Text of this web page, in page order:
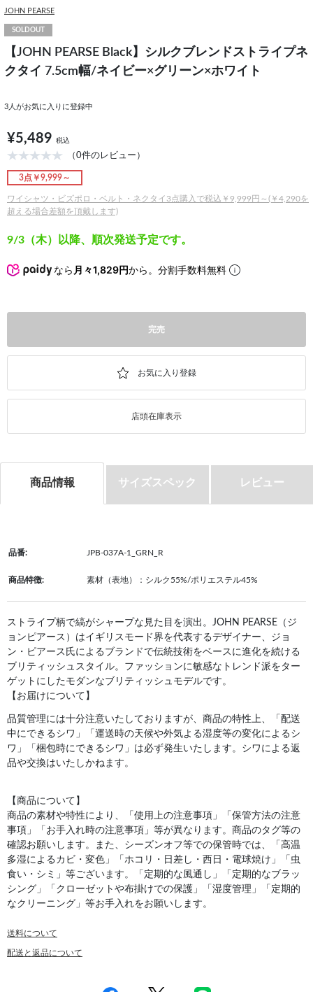
JOHN PEARSE
SOLDOUT
【JOHN PEARSE Black】シルクブレンドストライプネ
クタイ 7.5cm幅/ネイビー×グリーン×ホワイト
3 人がお気に入りに登録中
¥5,489 税込
（0件のレビュー）
3点￥9,999～
ワイシャツ・ビズポロ・ベルト・ネクタイ3点購入で税込￥9,999円～(￥4,290を
超える場合差額を頂戴します)
9/3（木）以降、順次発送予定です。
なら 月々1,829円から。分割手数料無料
完売
店頭在庫表示
商品情報 サイズスペック レビュー
品番: JPB-037A-1_GRN_R
商品特徴: 素材（表地）：シルク55%/ポリエステル45%
ストライプ柄で縞がシャープな見た目を演出。JOHN PEARSE（ジ
ョンピアース）はイギリスモード界を代表するデザイナー、ジョ
ン・ピアース氏によるブランドで伝統技術をベースに進化を続ける
ブリティッシュスタイル。ファッションに敏感なトレンド派をター
ゲットにしたモダンなブリティッシュモデルです。
【お届けについて】
品質管理には十分注意いたしておりますが、商品の特性上、「配送
中にできるシワ」「運送時の天候や外気よる湿度等の変化によるシ
ワ」「梱包時にできるシワ」は必ず発生いたします。シワによる返
品や交換はいたしかねます。
【商品について】
商品の素材や特性により、「使用上の注意事項」「保管方法の注意
事項」「お手入れ時の注意事項」等が異なります。商品のタグ等の
確認お願いします。また、シーズンオフ等での保管時では、「高温
多湿によるカビ・変色」「ホコリ・日差し・西日・電球焼け」「虫
食い・シミ」等ございます。「定期的な風通し」「定期的なブラッ
シング」「クローゼットや布掛けでの保護」「湿度管理」「定期的
なクリーニング」等お手入れをお願いします。
送料について
配送と返品について